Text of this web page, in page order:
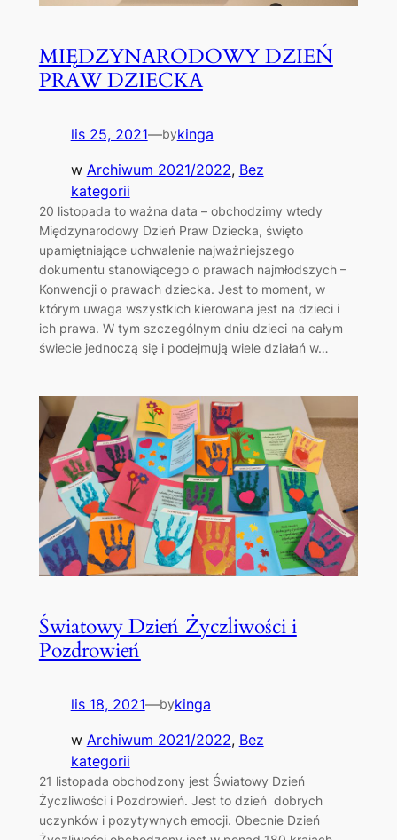
MIĘDZYNARODOWY DZIEŃ
PRAW DZIECKA
lis 25, 2021—bykinga
w Archiwum 2021/2022, Bez
kategorii
20 listopada to ważna data – obchodzimy wtedy
Międzynarodowy Dzień Praw Dziecka, święto
upamiętniające uchwalenie najważniejszego
dokumentu stanowiącego o prawach najmłodszych –
Konwencji o prawach dziecka. Jest to moment, w
którym uwaga wszystkich kierowana jest na dzieci i
ich prawa. W tym szczególnym dniu dzieci na całym
świecie jednoczą się i podejmują wiele działań w…
Światowy Dzień Życzliwości i
Pozdrowień
lis 18, 2021—bykinga
w Archiwum 2021/2022, Bez
kategorii
21 listopada obchodzony jest Światowy Dzień
Życzliwości i Pozdrowień. Jest to dzień dobrych
uczynków i pozytywnych emocji. Obecnie Dzień